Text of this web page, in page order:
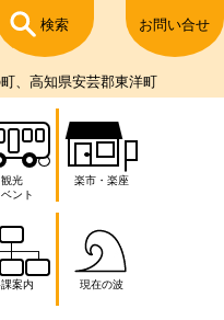
検索 お問い合せ
、高知県安芸郡東洋町
観光
ント
楽市・楽座
案内 現在の波